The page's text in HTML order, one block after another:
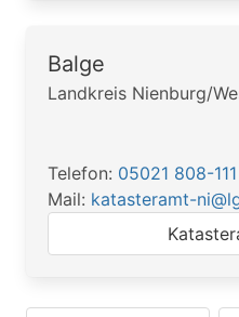
Balge
Landkreis Nienburg/
Telefon: 05021 808-111
Mail: katasteramt-